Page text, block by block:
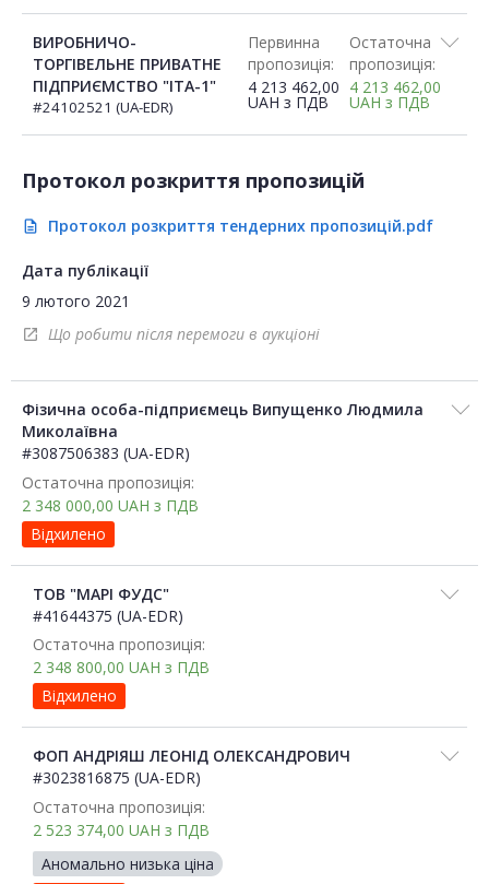
ВИРОБНИЧО-
ТОРГІВЕЛЬНЕ ПРИВАТНЕ
ПІДПРИЄМСТВО "ІТА-1"
#24102521 (UA-EDR)
Первинна
пропозиція:
4 213 462,00
UAH з ПДВ
Остаточна
пропозиція:
4 213 462,00
UAH з ПДВ
Протокол розкриття пропозицій
description Протокол розкриття тендерних пропозицій.pdf
Дата публікації
9 лютого 2021
open_in_new Що робити після перемоги в аукціоні
Фізична особа-підприємець Випущенко Людмила
Миколаївна
#3087506383 (UA-EDR)
Остаточна пропозиція:
2 348 000,00 UAH з ПДВ
Відхилено
ТОВ "МАРІ ФУДС"
#41644375 (UA-EDR)
Остаточна пропозиція:
2 348 800,00 UAH з ПДВ
Відхилено
ФОП АНДРІЯШ ЛЕОНІД ОЛЕКСАНДРОВИЧ
#3023816875 (UA-EDR)
Остаточна пропозиція:
2 523 374,00 UAH з ПДВ
Аномально низька ціна